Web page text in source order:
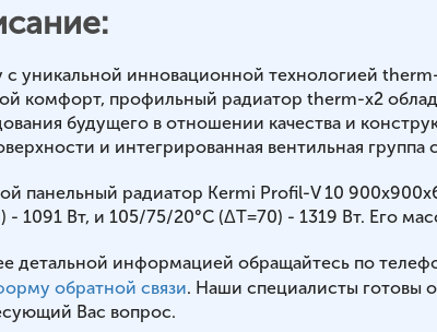
с уникальной инновационной технологией
комфорт, профильный радиатор therm-x2
будущего в отношении качества и
и интегрированная вентильная группа
панельный радиатор Kermi Profil-V 10
- 1091 Вт, и 105/75/20°С (ΔT=70) - 1319 Вт. Его
детальной информацией обращайтесь по
обратной связи. Наши специалисты готовы
Вас вопрос.